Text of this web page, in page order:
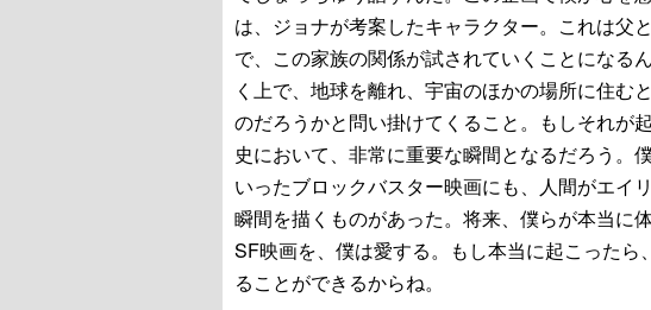
は、ジョナが考案したキャラクター。これは父
で、この家族の関係が試されていくことになる
く上で、地球を離れ、宇宙のほかの場所に住む
のだろうかと問い掛けてくること。もしそれが
史において、非常に重要な瞬間となるだろう。
いったブロックバスター映画にも、人間がエイ
瞬間を描くものがあった。将来、僕らが本当に
SF映画を、僕は愛する。もし本当に起こった
ることができるからね。